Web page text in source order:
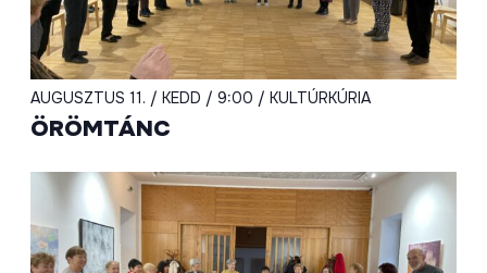
AUGUSZTUS 11. / KEDD / 9:00 / KULTÚRKÚRIA
ÖRÖMTÁNC